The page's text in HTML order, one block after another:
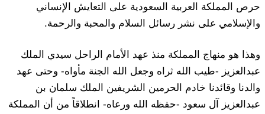
حرص المملكة العربية السعودية على التعايش الإنساني
والإسلامي على نشر رسائل السلام والمحبة والرحمة.
وهذا هو منهاج المملكة منذ عهد الأمام الراحل سيدي الملك
عبدالعزيز -طيب الله ثراه وجعل الله الجنة مأواه- وحتى عهد
والدنا وقائدنا خادم الحرمين الشريفين الملك سلمان بن
عبدالعزيز آل سعود -حفظه الله ورعاه- انطلاقاً من أن المملكة